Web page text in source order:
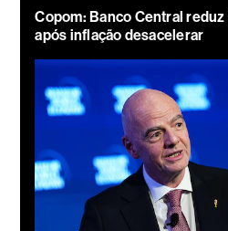
Copom: Banco Central reduz
após inflação desacelerar